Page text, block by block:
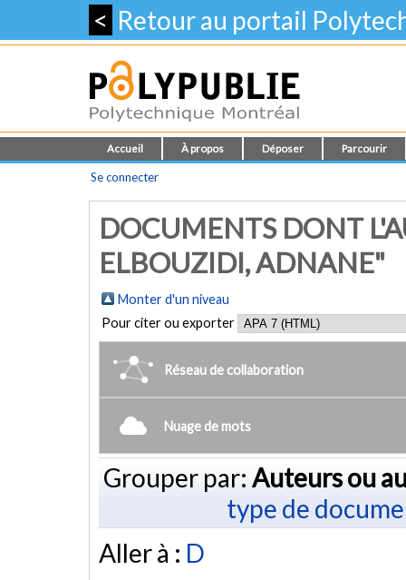
< Retour au portail
Accueil À propos Déposer Parcourir
Se connecter
DOCUMENTS DONT
ELBOUZIDI, ADNANE"
Monter d'un niveau
Pour citer ou exporter
Réseau de collaboration
Nuage de mots
Grouper par: Auteurs ou
type de
Aller à : D